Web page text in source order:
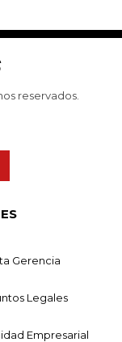
reservados.
Gerencia
Legales
Empresarial